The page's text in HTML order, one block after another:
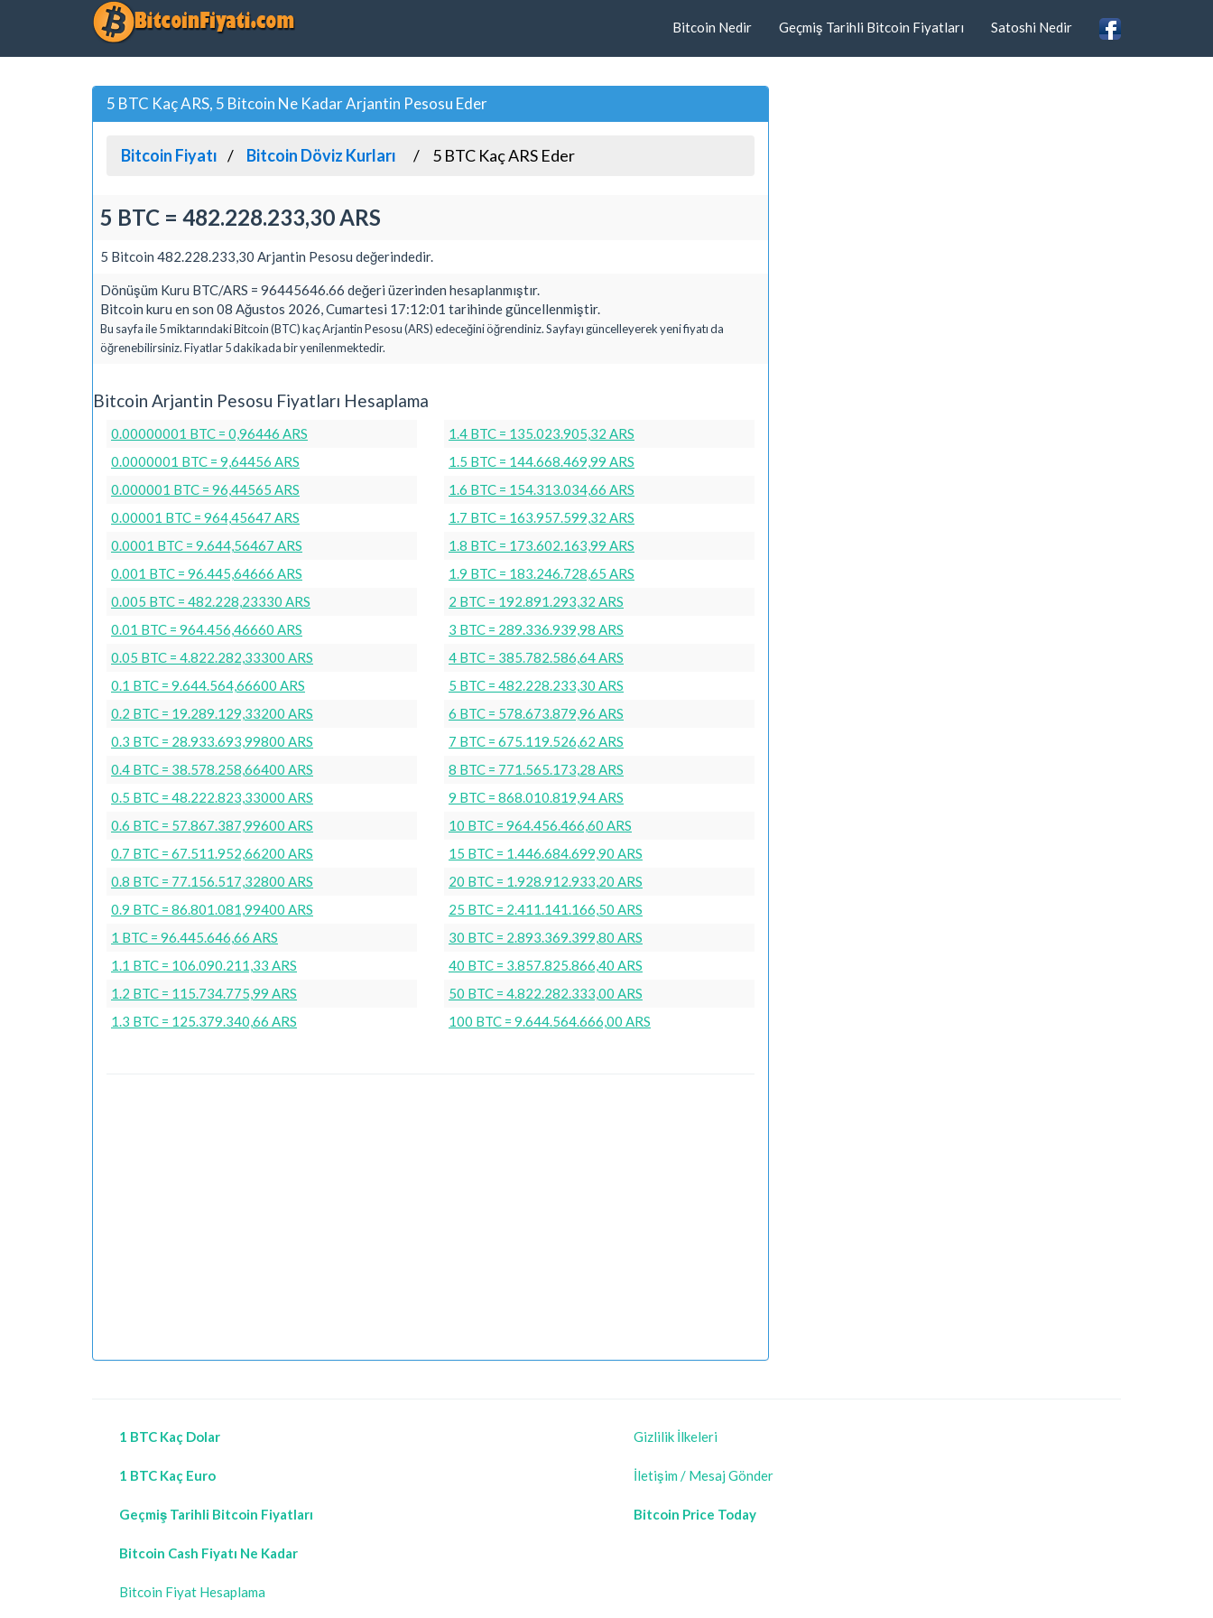
Bitcoin Nedir Geçmiş Tarihli Bitcoin Fiyatları Satoshi Nedir
5 BTC Kaç ARS, 5 Bitcoin Ne Kadar Arjantin Pesosu Eder
Bitcoin Fiyatı Bitcoin Döviz Kurları 5 BTC Kaç ARS Eder
5 BTC = 482.228.233,30 ARS
5 Bitcoin 482.228.233,30 Arjantin Pesosu değerindedir.
Dönüşüm Kuru BTC/ARS = 96445646.66 değeri üzerinden hesaplanmıştır.
Bitcoin kuru en son 08 Ağustos 2026, Cumartesi 17:12:01 tarihinde güncellenmiştir.
Bu sayfa ile 5 miktarındaki Bitcoin (BTC) kaç Arjantin Pesosu (ARS) edeceğini öğrendiniz. Sayfayı güncelleyerek yeni fiyatı da
öğrenebilirsiniz. Fiyatlar 5 dakikada bir yenilenmektedir.
Bitcoin Arjantin Pesosu Fiyatları Hesaplama
0.00000001 BTC = 0,96446 ARS
0.0000001 BTC = 9,64456 ARS
0.000001 BTC = 96,44565 ARS
0.00001 BTC = 964,45647 ARS
0.0001 BTC = 9.644,56467 ARS
0.001 BTC = 96.445,64666 ARS
0.005 BTC = 482.228,23330 ARS
0.01 BTC = 964.456,46660 ARS
0.05 BTC = 4.822.282,33300 ARS
0.1 BTC = 9.644.564,66600 ARS
0.2 BTC = 19.289.129,33200 ARS
0.3 BTC = 28.933.693,99800 ARS
0.4 BTC = 38.578.258,66400 ARS
0.5 BTC = 48.222.823,33000 ARS
0.6 BTC = 57.867.387,99600 ARS
0.7 BTC = 67.511.952,66200 ARS
0.8 BTC = 77.156.517,32800 ARS
0.9 BTC = 86.801.081,99400 ARS
1 BTC = 96.445.646,66 ARS
1.1 BTC = 106.090.211,33 ARS
1.2 BTC = 115.734.775,99 ARS
1.3 BTC = 125.379.340,66 ARS
1.4 BTC = 135.023.905,32 ARS
1.5 BTC = 144.668.469,99 ARS
1.6 BTC = 154.313.034,66 ARS
1.7 BTC = 163.957.599,32 ARS
1.8 BTC = 173.602.163,99 ARS
1.9 BTC = 183.246.728,65 ARS
2 BTC = 192.891.293,32 ARS
3 BTC = 289.336.939,98 ARS
4 BTC = 385.782.586,64 ARS
5 BTC = 482.228.233,30 ARS
6 BTC = 578.673.879,96 ARS
7 BTC = 675.119.526,62 ARS
8 BTC = 771.565.173,28 ARS
9 BTC = 868.010.819,94 ARS
10 BTC = 964.456.466,60 ARS
15 BTC = 1.446.684.699,90 ARS
20 BTC = 1.928.912.933,20 ARS
25 BTC = 2.411.141.166,50 ARS
30 BTC = 2.893.369.399,80 ARS
40 BTC = 3.857.825.866,40 ARS
50 BTC = 4.822.282.333,00 ARS
100 BTC = 9.644.564.666,00 ARS
1 BTC Kaç Dolar
1 BTC Kaç Euro
Geçmiş Tarihli Bitcoin Fiyatları
Bitcoin Cash Fiyatı Ne Kadar
Bitcoin Fiyat Hesaplama
Gizlilik İlkeleri
İletişim / Mesaj Gönder
Bitcoin Price Today